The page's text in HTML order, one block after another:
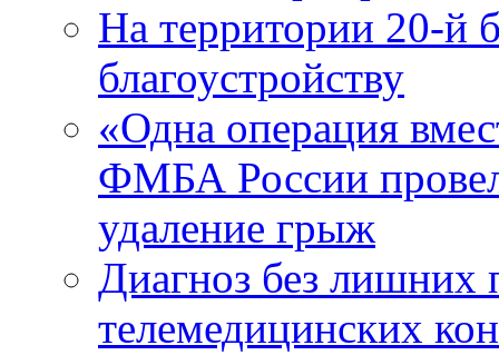
На территории 20-й
благоустройству
«Одна операция
ФМБА России
удаление грыж
Диагноз без лишних
телемедицинских